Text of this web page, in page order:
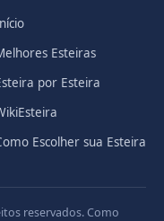
Esteiras
por Esteira
Escolher sua Esteira
reservados. Como